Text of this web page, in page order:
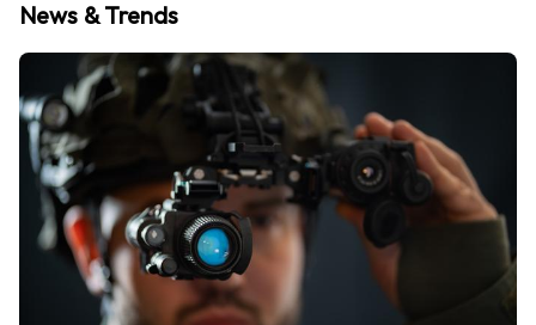
News & Trends